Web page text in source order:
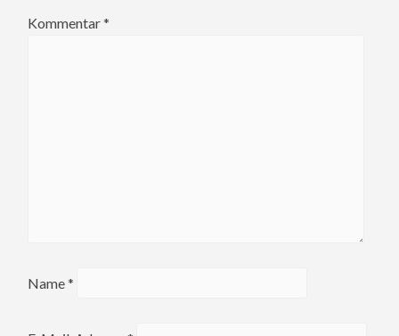
Kommentar*
Name*